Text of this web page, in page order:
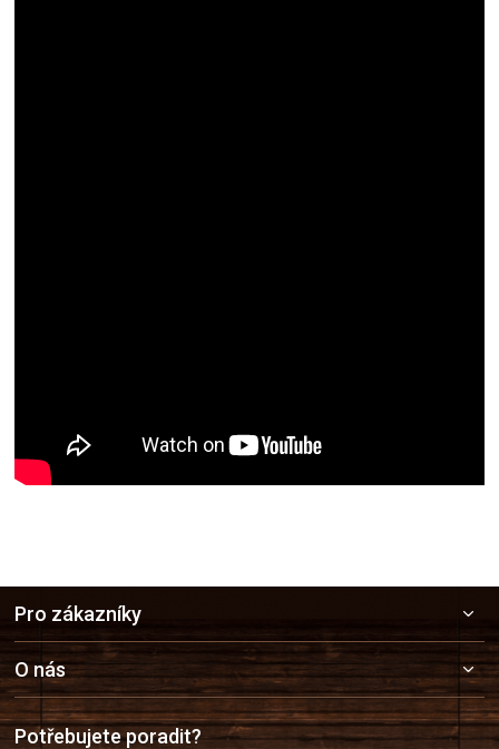
a
t
í
Pro zákazníky
O nás
Potřebujete poradit?